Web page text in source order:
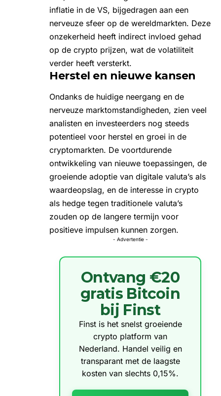
inflatie in de VS, bijgedragen aan een
nerveuze sfeer op de wereldmarkten. Deze
onzekerheid heeft indirect invloed gehad
op de crypto prijzen, wat de volatiliteit
verder heeft versterkt.
Herstel en nieuwe kansen
Ondanks de huidige neergang en de
nerveuze marktomstandigheden, zien veel
analisten en investeerders nog steeds
potentieel voor herstel en groei in de
cryptomarkten. De voortdurende
ontwikkeling van nieuwe toepassingen, de
groeiende adoptie van digitale valuta’s als
waardeopslag, en de interesse in crypto
als hedge tegen traditionele valuta’s
zouden op de langere termijn voor
positieve impulsen kunnen zorgen.
- Advertentie -
Ontvang €20
gratis Bitcoin
bij Finst
Finst is het snelst groeiende
crypto platform van
Nederland. Handel veilig en
transparant met de laagste
kosten van slechts 0,15%.